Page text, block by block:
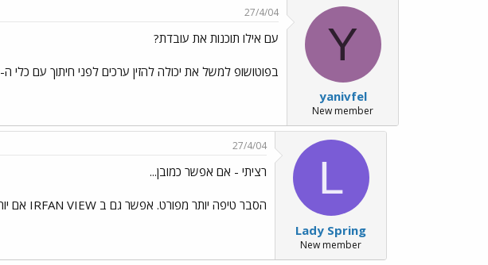
Y
yanivfel
New member
27/4/04
עם אילו תוכנות את עובדת?
בפוטושופ למשל את יכולה להזין ערכים לפני חיתוך עם כלי ה- Crop והם שומרים לך על הפרופורציות ועל תוצר חיתוך בגודל המבוקש.
L
Lady Spring
New member
27/4/04
רציתי - אם אפשר כמובן...
הסבר טיפה יותר מפורט. אפשר גם ב IRFAN VIEW אם יותר קל להסביר. תודה